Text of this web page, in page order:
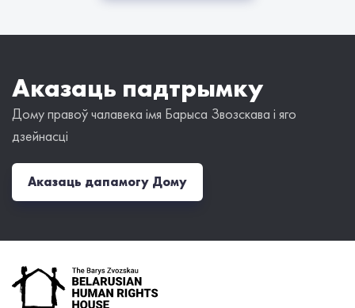
Аказаць падтрымку
Дому правоў чалавека імя Барыса Звозскава і яго
дзейнасці
Аказаць дапамогу Дому